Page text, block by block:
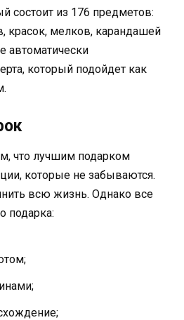
состоит из 176 предметов:
красок, мелков, карандашей
автоматически
который подойдет как
что лучшим подарком
которые не забываются.
всю жизнь. Однако все
подарка: